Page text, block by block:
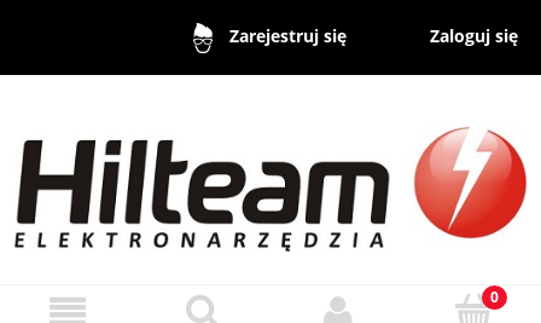
Zarejestruj się Zaloguj się